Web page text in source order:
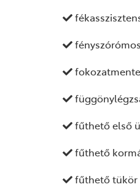
fűthető első
fűthető
fűthető tükör